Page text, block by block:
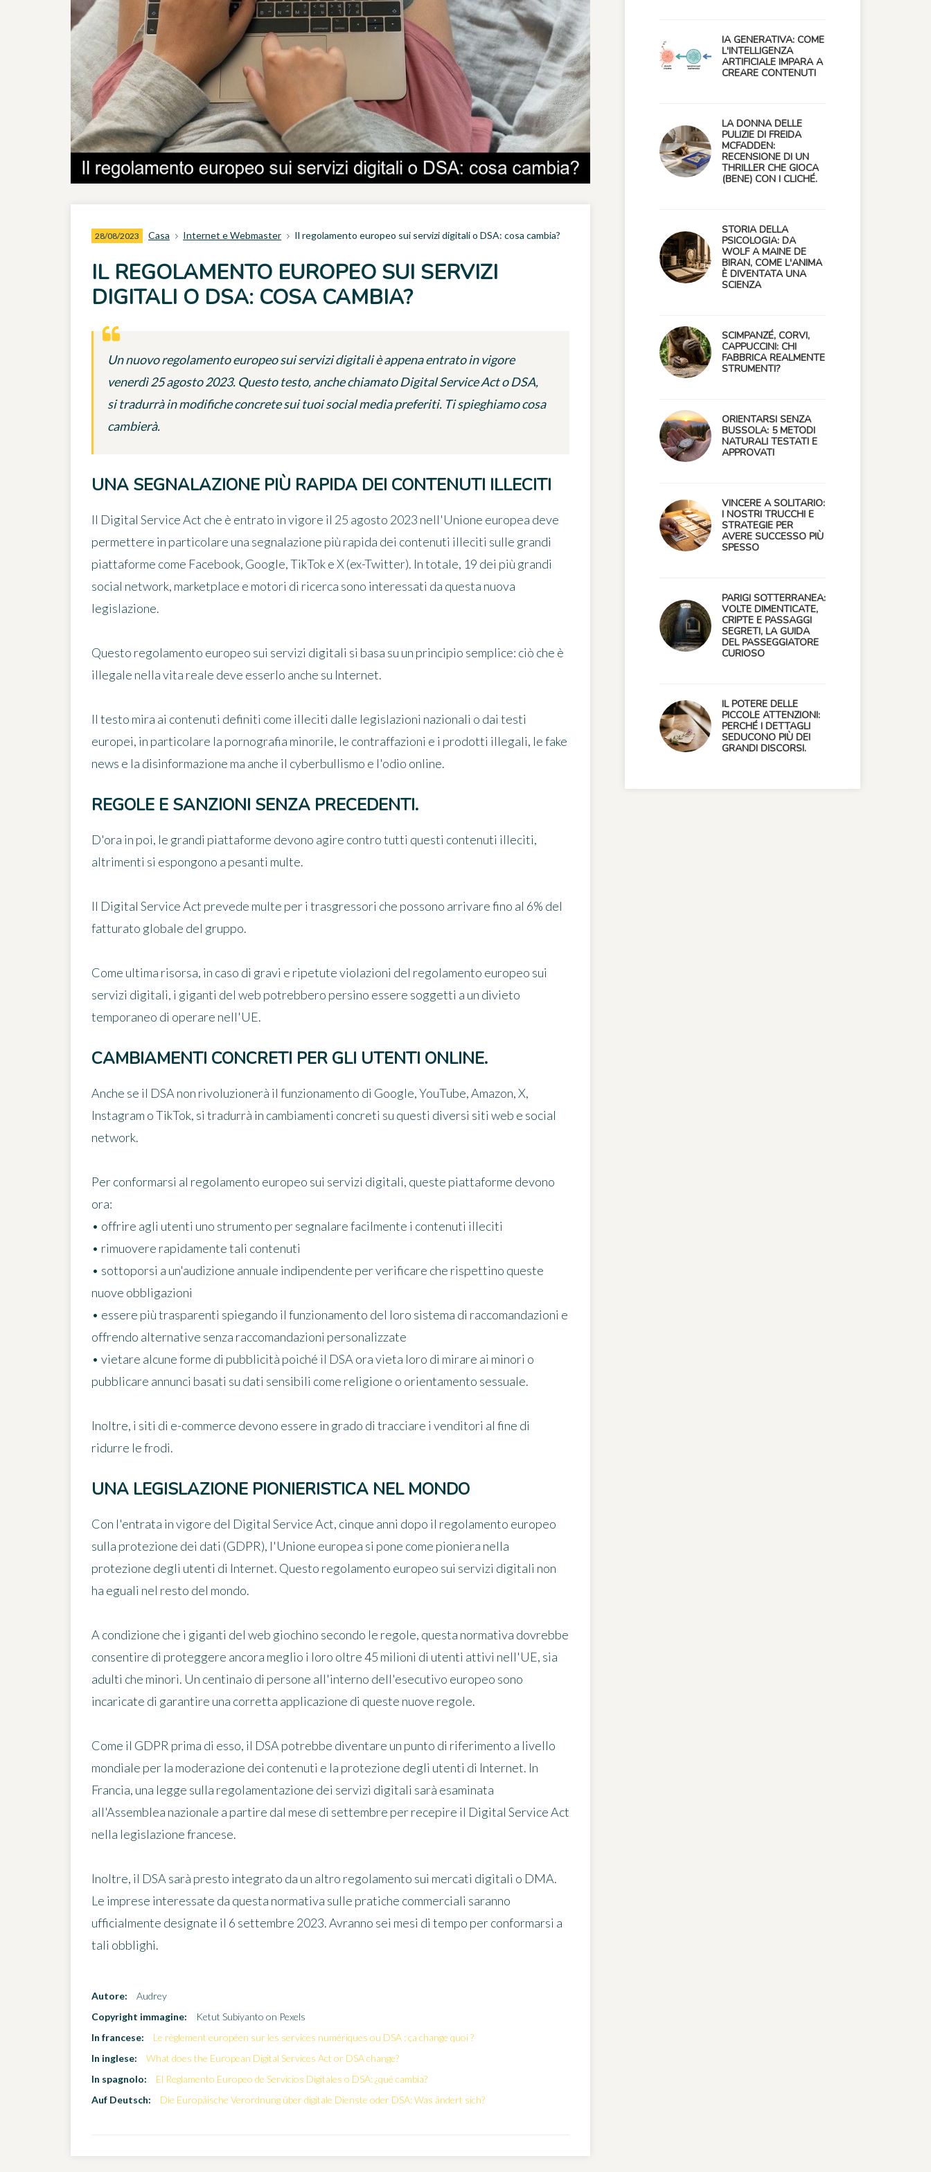
28/08/2023 Casa Internet e Webmaster Il regolamento europeo sui servizi digitali o DSA: cosa cambia?
IL REGOLAMENTO EUROPEO SUI SERVIZI
DIGITALI O DSA: COSA CAMBIA?
Un nuovo regolamento europeo sui servizi digitali è appena entrato in vigore
venerdì 25 agosto 2023. Questo testo, anche chiamato Digital Service Act o DSA,
si tradurrà in modifiche concrete sui tuoi social media preferiti. Ti spieghiamo cosa
cambierà.
UNA SEGNALAZIONE PIÙ RAPIDA DEI CONTENUTI ILLECITI
Il Digital Service Act che è entrato in vigore il 25 agosto 2023 nell'Unione europea deve
permettere in particolare una segnalazione più rapida dei contenuti illeciti sulle grandi
piattaforme come Facebook, Google, TikTok e X (ex-Twitter). In totale, 19 dei più grandi
social network, marketplace e motori di ricerca sono interessati da questa nuova
legislazione.
Questo regolamento europeo sui servizi digitali si basa su un principio semplice: ciò che è
illegale nella vita reale deve esserlo anche su Internet.
Il testo mira ai contenuti definiti come illeciti dalle legislazioni nazionali o dai testi
europei, in particolare la pornografia minorile, le contraffazioni e i prodotti illegali, le fake
news e la disinformazione ma anche il cyberbullismo e l'odio online.
REGOLE E SANZIONI SENZA PRECEDENTI.
D'ora in poi, le grandi piattaforme devono agire contro tutti questi contenuti illeciti,
altrimenti si espongono a pesanti multe.
Il Digital Service Act prevede multe per i trasgressori che possono arrivare fino al 6% del
fatturato globale del gruppo.
Come ultima risorsa, in caso di gravi e ripetute violazioni del regolamento europeo sui
servizi digitali, i giganti del web potrebbero persino essere soggetti a un divieto
temporaneo di operare nell'UE.
CAMBIAMENTI CONCRETI PER GLI UTENTI ONLINE.
Anche se il DSA non rivoluzionerà il funzionamento di Google, YouTube, Amazon, X,
Instagram o TikTok, si tradurrà in cambiamenti concreti su questi diversi siti web e social
network.
Per conformarsi al regolamento europeo sui servizi digitali, queste piattaforme devono
ora:
• offrire agli utenti uno strumento per segnalare facilmente i contenuti illeciti
• rimuovere rapidamente tali contenuti
• sottoporsi a un'audizione annuale indipendente per verificare che rispettino queste
nuove obbligazioni
• essere più trasparenti spiegando il funzionamento del loro sistema di raccomandazioni e
offrendo alternative senza raccomandazioni personalizzate
• vietare alcune forme di pubblicità poiché il DSA ora vieta loro di mirare ai minori o
pubblicare annunci basati su dati sensibili come religione o orientamento sessuale.
Inoltre, i siti di e-commerce devono essere in grado di tracciare i venditori al fine di
ridurre le frodi.
UNA LEGISLAZIONE PIONIERISTICA NEL MONDO
Con l'entrata in vigore del Digital Service Act, cinque anni dopo il regolamento europeo
sulla protezione dei dati (GDPR), l'Unione europea si pone come pioniera nella
protezione degli utenti di Internet. Questo regolamento europeo sui servizi digitali non
ha eguali nel resto del mondo.
A condizione che i giganti del web giochino secondo le regole, questa normativa dovrebbe
consentire di proteggere ancora meglio i loro oltre 45 milioni di utenti attivi nell'UE, sia
adulti che minori. Un centinaio di persone all'interno dell'esecutivo europeo sono
incaricate di garantire una corretta applicazione di queste nuove regole.
Come il GDPR prima di esso, il DSA potrebbe diventare un punto di riferimento a livello
mondiale per la moderazione dei contenuti e la protezione degli utenti di Internet. In
Francia, una legge sulla regolamentazione dei servizi digitali sarà esaminata
all'Assemblea nazionale a partire dal mese di settembre per recepire il Digital Service Act
nella legislazione francese.
Inoltre, il DSA sarà presto integrato da un altro regolamento sui mercati digitali o DMA.
Le imprese interessate da questa normativa sulle pratiche commerciali saranno
ufficialmente designate il 6 settembre 2023. Avranno sei mesi di tempo per conformarsi a
tali obblighi.
Autore:
Audrey
Copyright immagine:
Ketut Subiyanto on Pexels
In francese:
Le règlement européen sur les services numériques ou DSA : ça change quoi ?
In inglese:
What does the European Digital Services Act or DSA change?
In spagnolo:
El Reglamento Europeo de Servicios Digitales o DSA: ¿qué cambia?
Auf Deutsch:
Die Europäische Verordnung über digitale Dienste oder DSA: Was ändert sich?
IA GENERATIVA: COME
L'INTELLIGENZA
ARTIFICIALE IMPARA A
CREARE CONTENUTI
LA DONNA DELLE
PULIZIE DI FREIDA
MCFADDEN:
RECENSIONE DI UN
THRILLER CHE GIOCA
(BENE) CON I CLICHÉ.
STORIA DELLA
PSICOLOGIA: DA
WOLF A MAINE DE
BIRAN, COME L'ANIMA
È DIVENTATA UNA
SCIENZA
SCIMPANZÉ, CORVI,
CAPPUCCINI: CHI
FABBRICA REALMENTE
STRUMENTI?
ORIENTARSI SENZA
BUSSOLA: 5 METODI
NATURALI TESTATI E
APPROVATI
VINCERE A SOLITARIO:
I NOSTRI TRUCCHI E
STRATEGIE PER
AVERE SUCCESSO PIÙ
SPESSO
PARIGI SOTTERRANEA:
VOLTE DIMENTICATE,
CRIPTE E PASSAGGI
SEGRETI, LA GUIDA
DEL PASSEGGIATORE
CURIOSO
IL POTERE DELLE
PICCOLE ATTENZIONI:
PERCHÉ I DETTAGLI
SEDUCONO PIÙ DEI
GRANDI DISCORSI.